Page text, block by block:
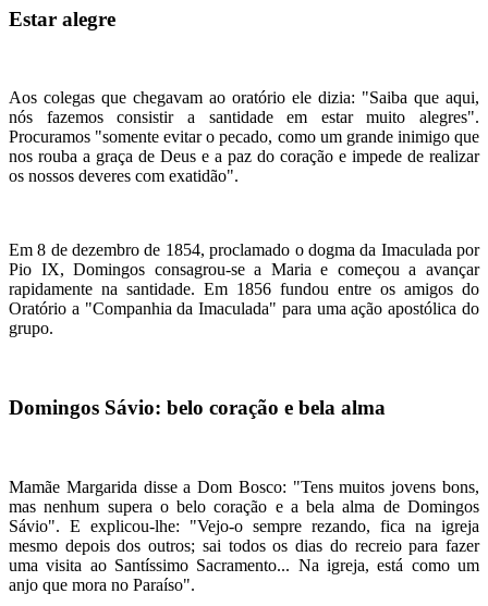
Estar alegre
Aos colegas que chegavam ao oratório ele dizia: "Saiba que aqui,
nós fazemos consistir a santidade em estar muito alegres".
Procuramos "somente evitar o pecado, como um grande inimigo que
nos rouba a graça de Deus e a paz do coração e impede de realizar
os nossos deveres com exatidão".
Em 8 de dezembro de 1854, proclamado o dogma da Imaculada por
Pio IX, Domingos consagrou-se a Maria e começou a avançar
rapidamente na santidade. Em 1856 fundou entre os amigos do
Oratório a "Companhia da Imaculada" para uma ação apostólica do
grupo.
Domingos Sávio: belo coração e bela alma
Mamãe Margarida disse a Dom Bosco: "Tens muitos jovens bons,
mas nenhum supera o belo coração e a bela alma de Domingos
Sávio". E explicou-lhe: "Vejo-o sempre rezando, fica na igreja
mesmo depois dos outros; sai todos os dias do recreio para fazer
uma visita ao Santíssimo Sacramento... Na igreja, está como um
anjo que mora no Paraíso".